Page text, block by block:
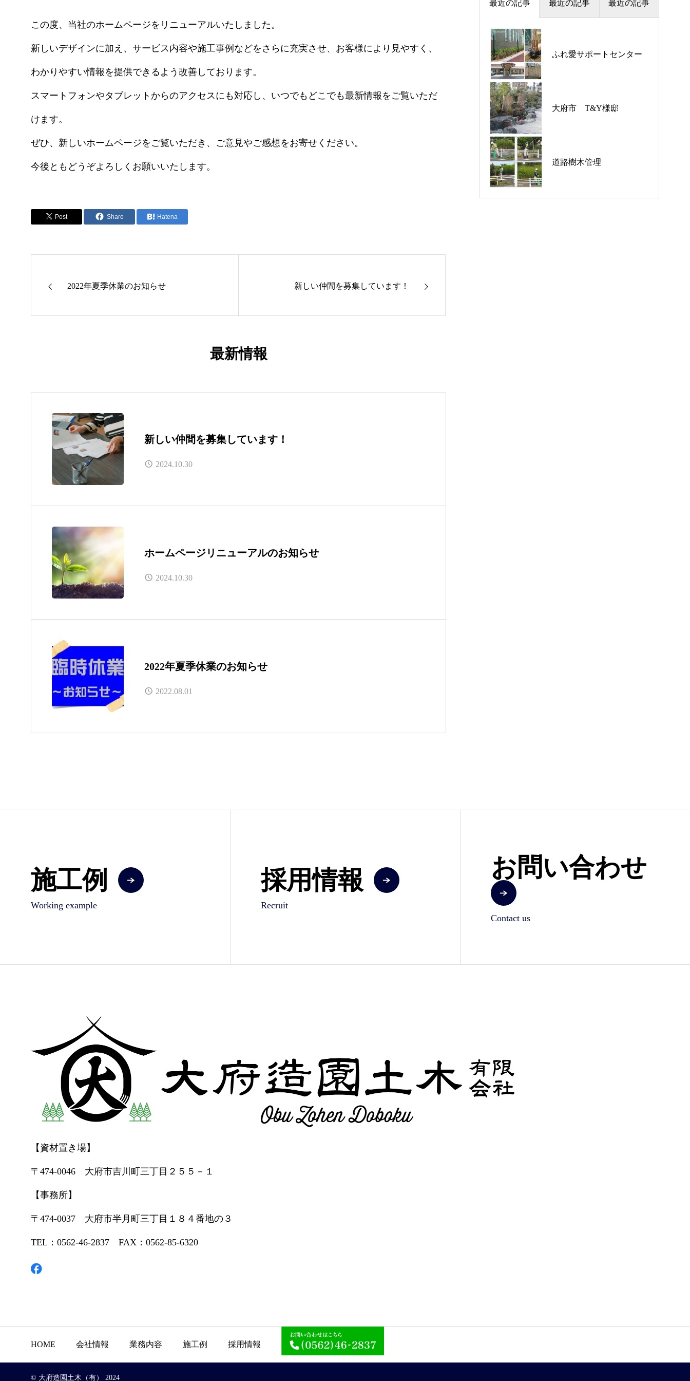
この度、当社のホームページをリニューアルいたしました。
新しいデザインに加え、サービス内容や施工事例などをさらに充実させ、お客様により見やすく、
わかりやすい情報を提供できるよう改善しております。
スマートフォンやタブレットからのアクセスにも対応し、いつでもどこでも最新情報をご覧いただ
けます。
ぜひ、新しいホームページをご覧いただき、ご意見やご感想をお寄せください。
今後ともどうぞよろしくお願いいたします。
Post Share Hatena
2022年夏季休業のお知らせ 新しい仲間を募集しています！
最新情報
新しい仲間を募集しています！
2024.10.30
ホームページリニューアルのお知らせ
2024.10.30
2022年夏季休業のお知らせ
2022.08.01
最近の記事 最近の記事 最近の記事
ふれ愛サポートセンター
大府市 T&Y様邸
道路樹木管理
道路樹木管理
ふれ愛サポートセンター
大府市 T&Y様邸
大府市 T&Y様邸
ふれ愛サポートセンター
道路樹木管理
施工例
Working example
採用情報
Recruit
お問い合わせ
Contact us
【資材置き場】
〒474-0046 大府市吉川町三丁目２５５－１
【事務所】
〒474-0037 大府市半月町三丁目１８４番地の３
TEL：0562-46-2837 FAX：0562-85-6320
HOME 会社情報 業務内容 施工例 採用情報
© 大府造園土木（有） 2024